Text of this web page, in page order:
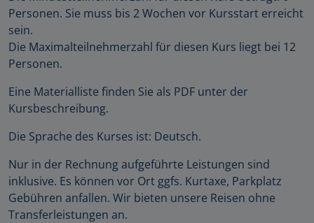
Personen. Sie muss bis 2 Wochen vor Kursstart erreicht
sein.
Die Maximalteilnehmerzahl für diesen Kurs liegt bei 12
Personen.
Eine Materialliste finden Sie als PDF unter der
Kursbeschreibung.
Die Sprache des Kurses ist: Deutsch.
Nur in der Rechnung aufgeführte Leistungen sind
inklusive. Es können vor Ort ggfs. Kurtaxe, Parkplatz
Gebühren anfallen. Wir bieten unsere Reisen ohne
Transferleistungen an.